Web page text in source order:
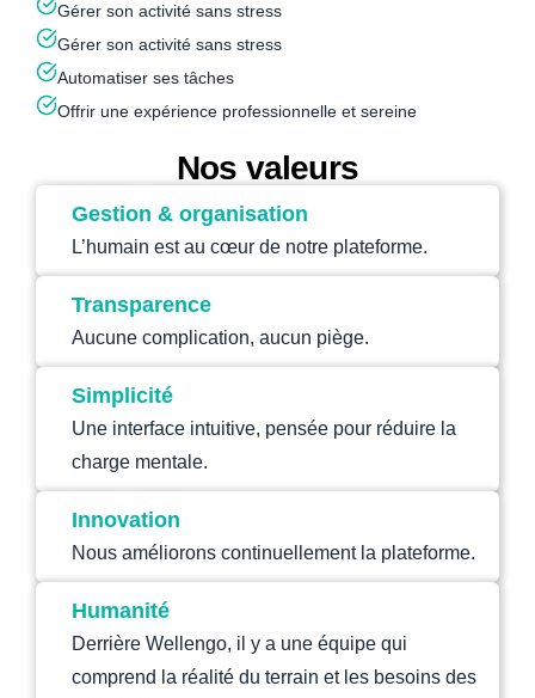
Gérer son activité sans stress
Gérer son activité sans stress
Automatiser ses tâches
Offrir une expérience professionnelle et sereine
Nos valeurs
Gestion & organisation
L’humain est au cœur de notre plateforme.
Transparence
Aucune complication, aucun piège.
Simplicité
Une interface intuitive, pensée pour réduire la
charge mentale.
Innovation
Nous améliorons continuellement la plateforme.
Humanité
Derrière Wellengo, il y a une équipe qui
comprend la réalité du terrain et les besoins des